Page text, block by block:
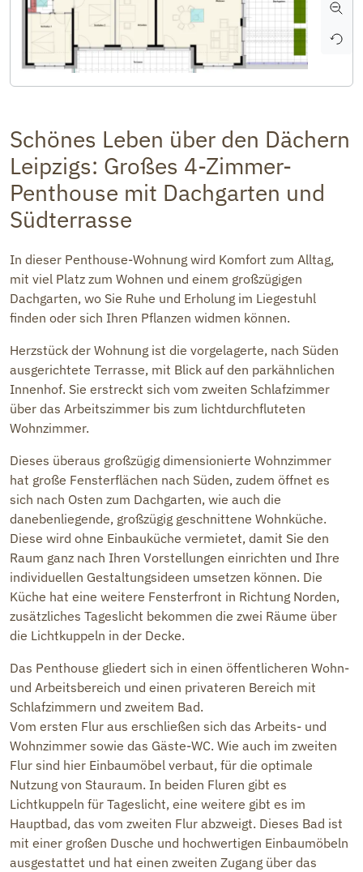
Schönes Leben über den Dächern
Leipzigs: Großes 4-Zimmer-
Penthouse mit Dachgarten und
Südterrasse
In dieser Penthouse-Wohnung wird Komfort zum Alltag,
mit viel Platz zum Wohnen und einem großzügigen
Dachgarten, wo Sie Ruhe und Erholung im Liegestuhl
finden oder sich Ihren Pflanzen widmen können.
Herzstück der Wohnung ist die vorgelagerte, nach Süden
ausgerichtete Terrasse, mit Blick auf den parkähnlichen
Innenhof. Sie erstreckt sich vom zweiten Schlafzimmer
über das Arbeitszimmer bis zum lichtdurchfluteten
Wohnzimmer.
Dieses überaus großzügig dimensionierte Wohnzimmer
hat große Fensterflächen nach Süden, zudem öffnet es
sich nach Osten zum Dachgarten, wie auch die
danebenliegende, großzügig geschnittene Wohnküche.
Diese wird ohne Einbauküche vermietet, damit Sie den
Raum ganz nach Ihren Vorstellungen einrichten und Ihre
individuellen Gestaltungsideen umsetzen können. Die
Küche hat eine weitere Fensterfront in Richtung Norden,
zusätzliches Tageslicht bekommen die zwei Räume über
die Lichtkuppeln in der Decke.
Das Penthouse gliedert sich in einen öffentlicheren Wohn-
und Arbeitsbereich und einen privateren Bereich mit
Schlafzimmern und zweitem Bad.
Vom ersten Flur aus erschließen sich das Arbeits- und
Wohnzimmer sowie das Gäste-WC. Wie auch im zweiten
Flur sind hier Einbaumöbel verbaut, für die optimale
Nutzung von Stauraum. In beiden Fluren gibt es
Lichtkuppeln für Tageslicht, eine weitere gibt es im
Hauptbad, das vom zweiten Flur abzweigt. Dieses Bad ist
mit einer großen Dusche und hochwertigen Einbaumöbeln
ausgestattet und hat einen zweiten Zugang über das